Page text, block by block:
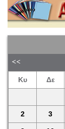
Κυ Δε
2 3